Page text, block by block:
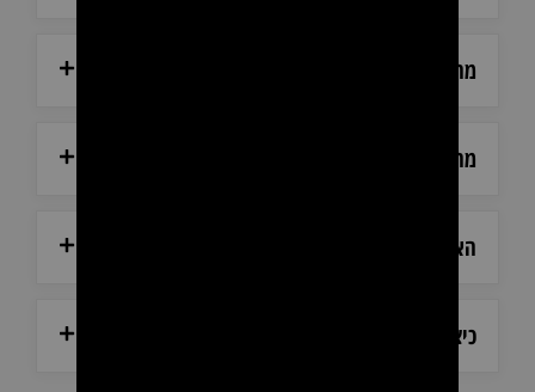
מהן שעות הפעילות של אולם התצוגה?
מהן שעות המענה הטלפוני?
האם ניתן לראות את המוצרים לפני הרכישה?
כיצד ניתן ליצור קשר עם שירות הלקוחות?